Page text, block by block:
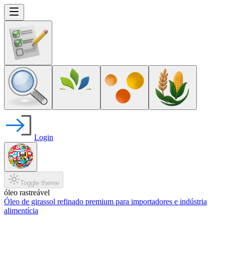
Login
Toggle theme
óleo rastreável
Óleo de girassol refinado premium para importadores e indústria
alimentícia